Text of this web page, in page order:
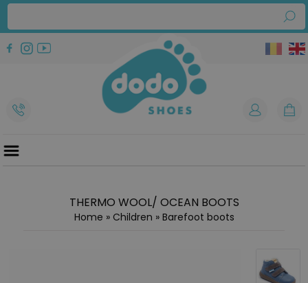
THERMO WOOL/ OCEAN BOOTS
Home » Children » Barefoot boots